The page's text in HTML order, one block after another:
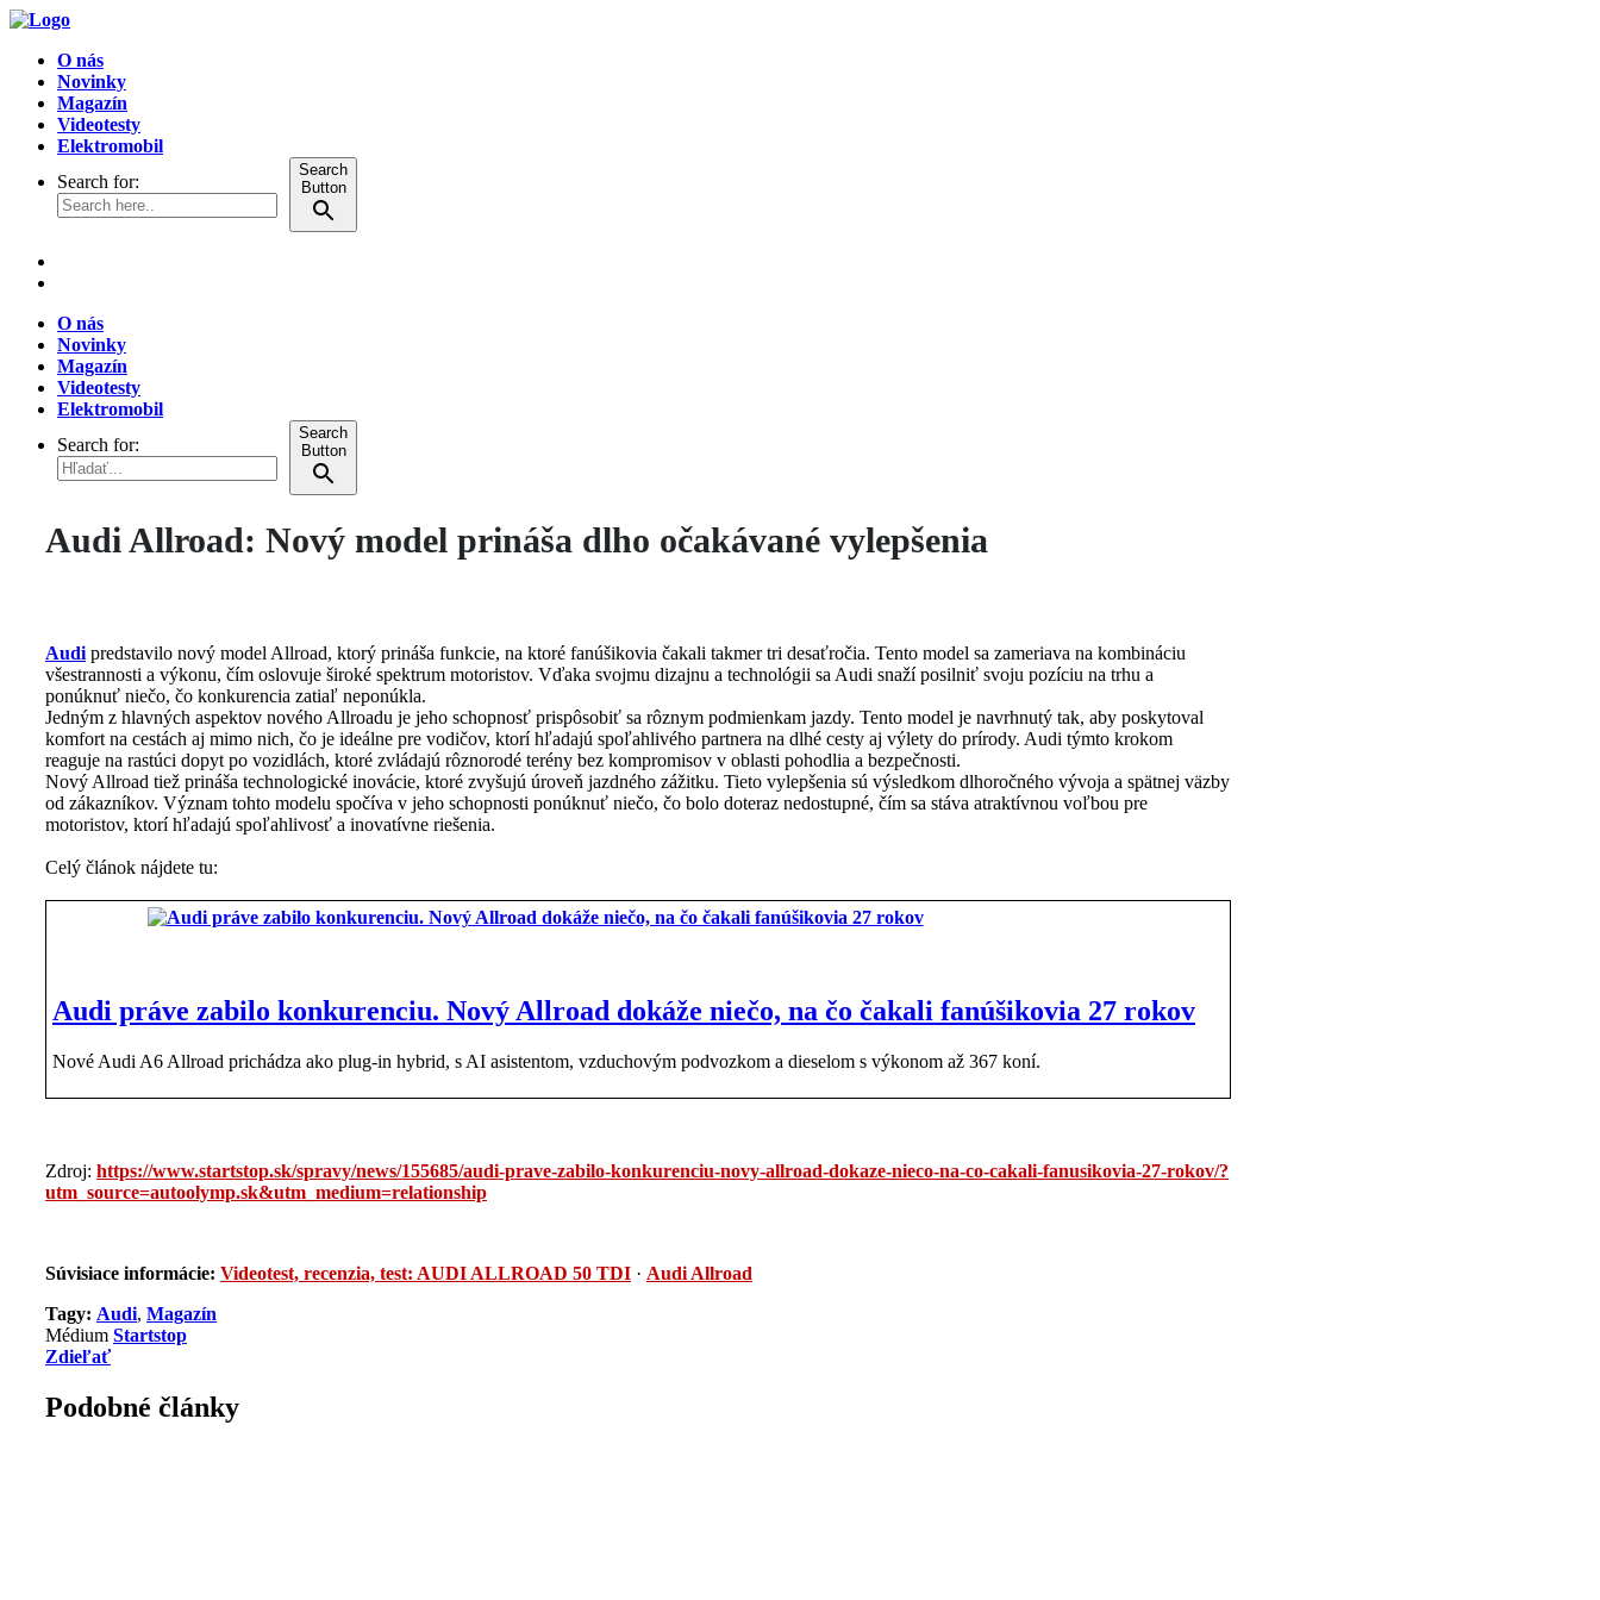
O nás
Novinky
Magazín
Videotesty
Elektromobil
Search for:
Search
Button
O nás
Novinky
Magazín
Videotesty
Elektromobil
Search for:
Search
Button
Audi Allroad: Nový model prináša dlho očakávané vylepšenia
Audi predstavilo nový model Allroad, ktorý prináša funkcie, na ktoré fanúšikovia čakali takmer tri desaťročia. Tento model sa zameriava na kombináciu
všestrannosti a výkonu, čím oslovuje široké spektrum motoristov. Vďaka svojmu dizajnu a technológii sa Audi snaží posilniť svoju pozíciu na trhu a
ponúknuť niečo, čo konkurencia zatiaľ neponúkla.
Jedným z hlavných aspektov nového Allroadu je jeho schopnosť prispôsobiť sa rôznym podmienkam jazdy. Tento model je navrhnutý tak, aby poskytoval
komfort na cestách aj mimo nich, čo je ideálne pre vodičov, ktorí hľadajú spoľahlivého partnera na dlhé cesty aj výlety do prírody. Audi týmto krokom
reaguje na rastúci dopyt po vozidlách, ktoré zvládajú rôznorodé terény bez kompromisov v oblasti pohodlia a bezpečnosti.
Nový Allroad tiež prináša technologické inovácie, ktoré zvyšujú úroveň jazdného zážitku. Tieto vylepšenia sú výsledkom dlhoročného vývoja a spätnej väzby
od zákazníkov. Význam tohto modelu spočíva v jeho schopnosti ponúknuť niečo, čo bolo doteraz nedostupné, čím sa stáva atraktívnou voľbou pre
motoristov, ktorí hľadajú spoľahlivosť a inovatívne riešenia.
Celý článok nájdete tu:
Audi práve zabilo konkurenciu. Nový Allroad dokáže niečo, na čo čakali fanúšikovia 27 rokov
Nové Audi A6 Allroad prichádza ako plug-in hybrid, s AI asistentom, vzduchovým podvozkom a dieselom s výkonom až 367 koní.
Zdroj: https://www.startstop.sk/spravy/news/155685/audi-prave-zabilo-konkurenciu-novy-allroad-dokaze-nieco-na-co-cakali-fanusikovia-27-rokov/?
utm_source=autoolymp.sk&utm_medium=relationship
Súvisiace informácie: Videotest, recenzia, test: AUDI ALLROAD 50 TDI · Audi Allroad
Tagy: Audi, Magazín
Médium Startstop
Zdieľať
Podobné články